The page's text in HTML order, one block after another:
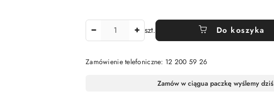
szt. Do koszyka
Zamówienie telefoniczne: 12 200 59 26
Zamów w ciągua paczkę wyślemy dziś